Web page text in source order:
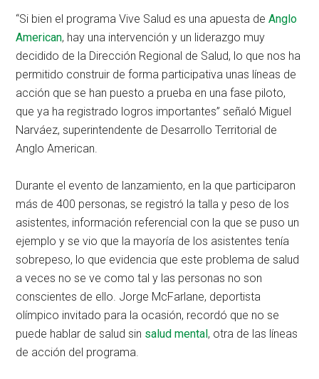
“Si bien el programa Vive Salud es una apuesta deAnglo
American, hay una intervención y un liderazgo muy
decidido de la Dirección Regional de Salud, lo que nos ha
permitido construir de forma participativa unas líneas de
acción que se han puesto a prueba en una fase piloto,
que ya ha registrado logros importantes” señaló Miguel
Narváez, superintendente de Desarrollo Territorial de
Anglo American.
Durante el evento de lanzamiento, en la que participaron
más de 400 personas, se registró la talla y peso de los
asistentes, información referencial con la que se puso un
ejemplo y se vio que la mayoría de los asistentes tenía
sobrepeso, lo que evidencia que este problema de salud
a veces no se ve como tal y las personas no son
conscientes de ello. Jorge McFarlane, deportista
olímpico invitado para la ocasión, recordó que no se
puede hablar de salud sin salud mental, otra de las líneas
de acción del programa.